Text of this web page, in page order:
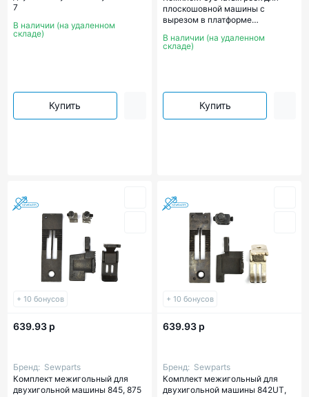
7
В наличии (на удаленном
складе)
Купить
плоскошовной машины с
вырезом в платформе
мм) (арт. 321312)
В наличии (на удаленном
складе)
Купить
+ 10 бонусов
639.93 р
Бренд: Sewparts
Комплект межигольный для
двухигольной машины 845, 875
+ 10 бонусов
639.93 р
Бренд: Sewparts
Комплект межигольный для
двухигольной машины 842UT,